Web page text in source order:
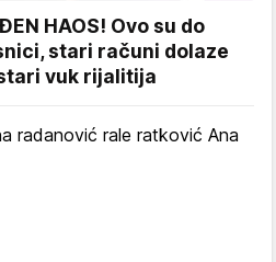
HAOS! Ovo su do
stari računi dolaze
vuk rijalitija